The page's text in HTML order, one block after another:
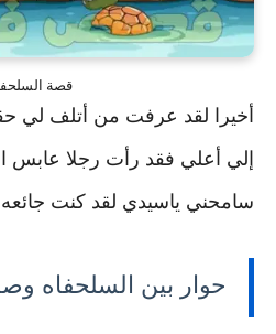
قصة
أخيرا لقد عرفت من أتلف لي
إلي أعلي فقد رأت رجلا عابس
سامحني ياسيدي لقد كنت
حوار بين السلحفاه